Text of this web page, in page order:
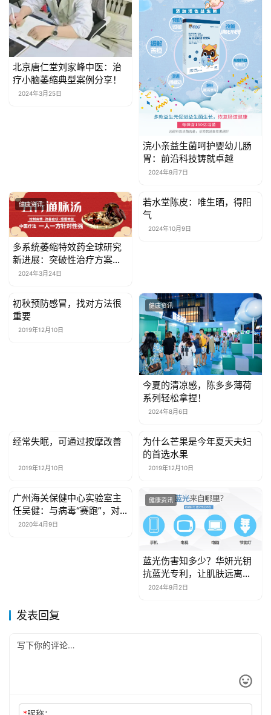
亲
子
女
性
时
尚
关
于
我
们
系
我
们
北京唐仁堂刘家峰中医：治
疗小脑萎缩典型案例分享！
2024年3月25日
浣小亲益生菌呵护婴幼儿肠
胃：前沿科技铸就卓越
2024年9月7日
健康资讯
多系统萎缩特效药全球研究
新进展：突破性治疗方案引
领未来发展
2024年3月24日
健康资讯
若水堂陈皮：唯生晒，得阳
气
2024年10月9日
健康资讯
初秋预防感冒，找对方法很
重要
2019年12月10日
健康资讯
今夏的清凉感，陈多多薄荷
系列轻松拿捏！
2024年8月6日
健康资讯
经常失眠，可通过按摩改善
2019年12月10日
健康资讯
为什么芒果是今年夏天夫妇
的首选水果
2019年12月10日
健康资讯
广州海关保健中心实验室主
任吴健：与病毒“赛跑”，对
样本“随到随检”
2020年4月9日
健康资讯
蓝光伤害知多少？华妍光钥
抗蓝光专利，让肌肤远离光
老化危机！
2024年9月2日
发表回复